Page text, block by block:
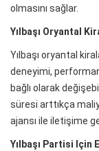
olmasını sağlar.
Yılbaşı Oryantal
Yılbaşı oryantal
deneyimi,
bağlı olarak
süresi arttıkça
ajansı ile iletişime
Yılbaşı Partisi Için